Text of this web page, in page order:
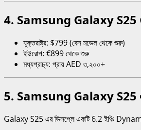
4. Samsung Galaxy S25
যুক্তরাষ্ট্র: $799 (বেস মডেল থেকে শুরু)
ইউরোপ: €899 থেকে শুরু
মধ্যপ্রাচ্য: প্রায় AED ৩,২০০+
5. Samsung Galaxy S25
Galaxy S25 এর ডিসপ্লে একটি 6.2 ইঞ্চি